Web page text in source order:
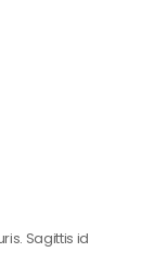
Sagittis id